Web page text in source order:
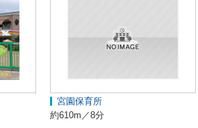
宮園保育所
約610m／8分